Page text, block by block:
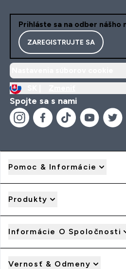
Prihláste sa na odber nášho
ZAREGISTRUJTE SA
Spojte sa s nami
Pomoc & Informácie
Produkty
Informácie O Spoločnosti
Vernosť & Odmeny